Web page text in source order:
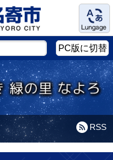
Language
PC版に切替
RSS